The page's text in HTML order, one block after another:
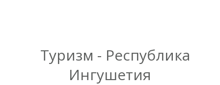
Туризм - Республика
Ингушетия